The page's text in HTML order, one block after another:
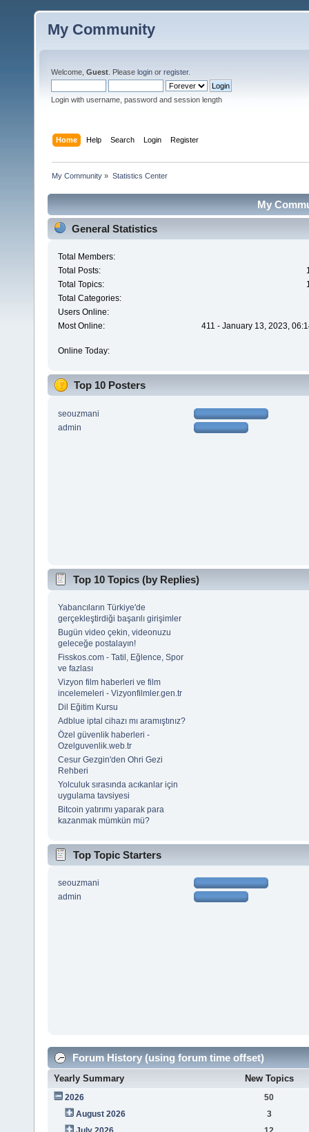
My Community
Welcome, Guest . Please login or register.
Login with username, password and session length
Home Help Search Login Register
My Community » Statistics Center
My
General Statistics
Total Members:
Total Posts:
Total Topics:
Total Categories:
Users Online:
Most Online:
411 - January 13, 2023,
Online Today:
Top 10 Posters
seouzmani
admin
Top 10 Topics (by Replies)
Yabancıların Türkiye'de
gerçekleştirdiği başarılı girişimler
Bugün video çekin, videonuzu
geleceğe postalayın!
Fisskos.com - Tatil, Eğlence, Spor
ve fazlası
Vizyon film haberleri ve film
incelemeleri - Vizyonfilmler.gen.tr
Dil Eğitim Kursu
Adblue iptal cihazı mı aramıştınız?
Özel güvenlik haberleri -
Ozelguvenlik.web.tr
Cesur Gezgin'den Ohri Gezi
Rehberi
Yolculuk sırasında acıkanlar için
uygulama tavsiyesi
Bitcoin yatırımı yaparak para
kazanmak mümkün mü?
Top Topic Starters
seouzmani
admin
Forum History (using forum time offset)
Yearly Summary New Topics
2026
50
August 2026
3